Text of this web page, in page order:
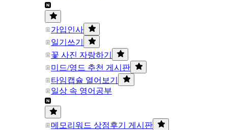
가입인사
일기쓰기
꽃 사진 자랑하기
미드/영드 추천 게시판
타임캡슐 열어보기
일상 속 영어공부
메모리워드 상점후기 게시판